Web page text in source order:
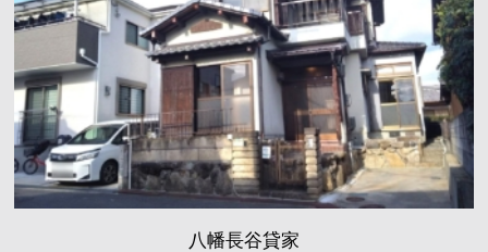
八幡長谷貸家